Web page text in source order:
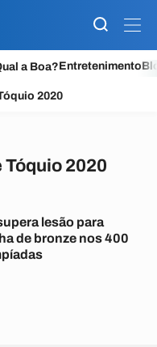
a Boa?Entretenimento
2020
2020
lesão para
de bronze nos 400